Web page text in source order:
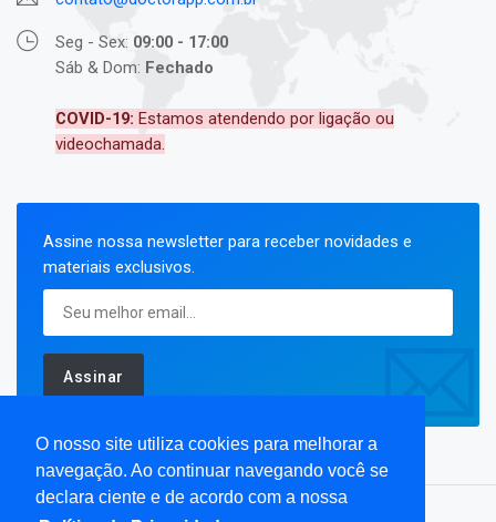
O nosso site utiliza cookies para melhorar a
navegação. Ao continuar navegando você se
declara ciente e de acordo com a nossa
Seg - Sex: 09:00 - 17:00
Sáb & Dom: Fechado
COVID-19: Estamos atendendo por ligação ou
videochamada.
Assine nossa newsletter para receber novidades e
materiais exclusivos.
Assinar